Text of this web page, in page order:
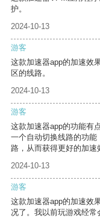
护。
2024-10-13
游客
这款加速器app的加速效
区的线路。
2024-10-13
游客
这款加速器app的功能有
一个自动切换线路的功
路，从而获得更好的加速
2024-10-13
游客
这款加速器app的加速效
况了。我以前玩游戏经常